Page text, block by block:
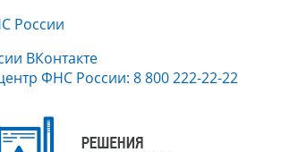
России
ВКонтакте
ФНС России: 8 800 222-22-22